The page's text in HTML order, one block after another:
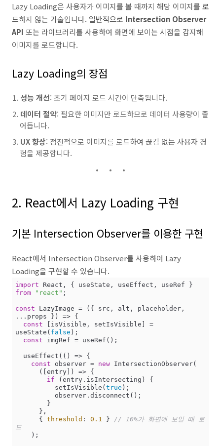
Lazy Loading은 사용자가 이미지를 볼 때까지 해당 이미지를 로
드하지 않는 기술입니다. 일반적으로 Intersection Observer
API 또는 라이브러리를 사용하여 화면에 보이는 시점을 감지해
이미지를 로드합니다.
Lazy Loading의 장점
성능 개선: 초기 페이지 로드 시간이 단축됩니다.
데이터 절약: 필요한 이미지만 로드하므로 데이터 사용량이 줄
어듭니다.
UX 향상: 점진적으로 이미지를 로드하여 끊김 없는 사용자 경
험을 제공합니다.
2. React에서 Lazy Loading 구현
기본 Intersection Observer를 이용한 구현
React에서 Intersection Observer를 사용하여 Lazy
Loading을 구현할 수 있습니다.
import
from
"react" ;
const LazyImage = ( { src, alt, placeholder,
...props } ) => {
const [isVisible, setIsVisible] =
useState( false );
const imgRef = useRef();
  useEffect(
() => {
const observer = new IntersectionObserver(
( [entry] ) => {
if (entry.isIntersecting) {
          setIsVisible(
true );
      {
threshold : 0.1 }
// 10%가 화면에 보일 때 로
드